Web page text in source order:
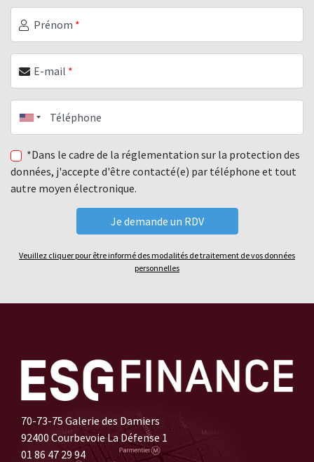
Prénom *
E-mail *
Téléphone
*Dans le cadre de la réglementation sur la protection des
données, j'accepte d'être contacté(e) par téléphone et tout
autre moyen électronique.
Veuillez cliquer pour être informé des modalités de traitement de vos données
personnelles
70-73-75 Galerie des Damiers
92400 Courbevoie La Défense 1
01 86 47 29 94